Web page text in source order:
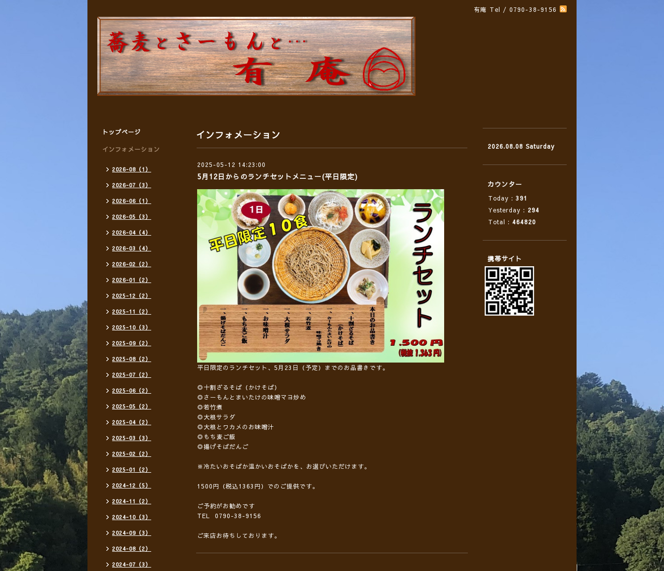
有庵 Tel / 0790-38-9156
インフォメーション
2025-05-12 14:23:00
5月12日からのランチセットメニュー(平日限定)
平日限定のランチセット、5月23日（予定）までのお品書きです。
◎十割ざるそば（かけそば）
◎さーもんとまいたけの味噌マヨ炒め
◎若竹煮
◎大根サラダ
◎大根とワカメのお味噌汁
◎もち麦ご飯
◎揚げそばだんご
※冷たいおそばか温かいおそばかを、お選びいただけます。
1500円（税込1363円）でのご提供です。
ご予約がお勧めです
TEL 0790-38-9156
ご来店お待ちしております。
トップページ
インフォメーション
2026-08（1）
2026-07（3）
2026-06（1）
2026-05（3）
2026-04（4）
2026-03（4）
2026-02（2）
2026-01（2）
2025-12（2）
2025-11（2）
2025-10（3）
2025-09（2）
2025-08（2）
2025-07（2）
2025-06（2）
2025-05（2）
2025-04（2）
2025-03（3）
2025-02（2）
2025-01（2）
2024-12（5）
2024-11（2）
2024-10（3）
2024-09（3）
2024-08（2）
2024-07（3）
2026.08.08 Saturday
カウンター
Today : 391
Yesterday : 294
Total : 464820
携帯サイト